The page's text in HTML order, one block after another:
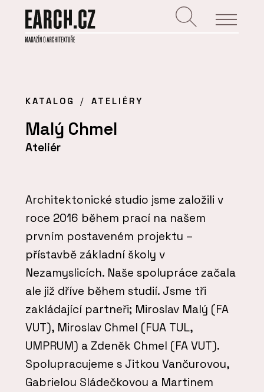
KATALOG ATELIÉRY
Malý Chmel
Ateliér
Architektonické studio jsme založili v
roce 2016 během prací na našem
prvním postaveném projektu –
přístavbě základní školy v
Nezamyslicích. Naše spolupráce začala
ale již dříve během studií. Jsme tři
zakládající partneři; Miroslav Malý (FA
VUT), Miroslav Chmel (FUA TUL,
UMPRUM) a Zdeněk Chmel (FA VUT).
Spolupracujeme s Jitkou Vančurovou,
Gabrielou Sládečkovou a Martinem